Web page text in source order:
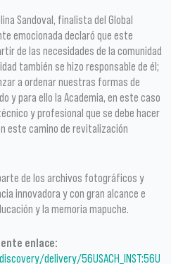
Sandoval, finalista del Global
emocionada declaró que este
de las necesidades de la comunidad
también se hizo responsable de él;
a ordenar nuestras formas de
y para ello la Academia, en este caso
y profesional que se debe hacer
este camino de revitalización
de los archivos fotográficos y
innovadora y con gran alcance e
y la memoria mapuche.
enlace:
delivery/56USACH_INST:56U